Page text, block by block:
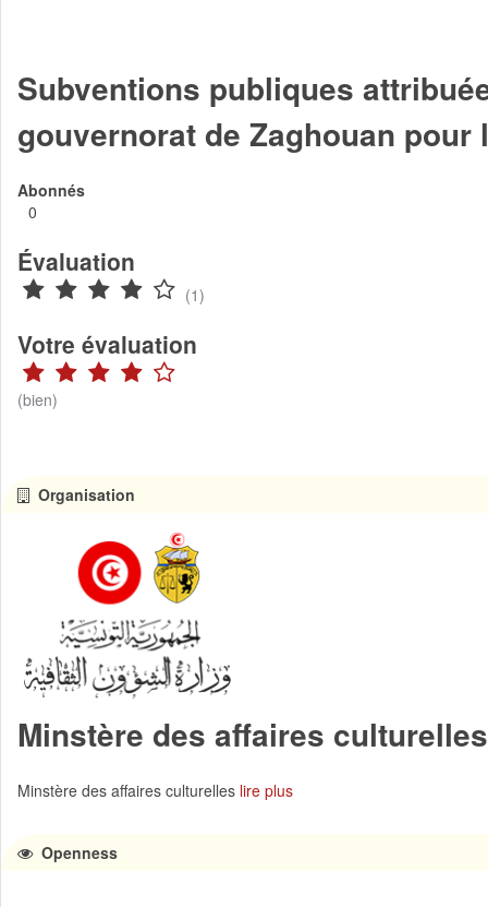
Subventions publiques
gouvernorat de Zaghouan pour
Abonnés
0
Évaluation
(1)
Votre évaluation
(bien)
Organisation
Minstère des affaires culturelles
Minstère des affaires culturelles lire plus
Openness